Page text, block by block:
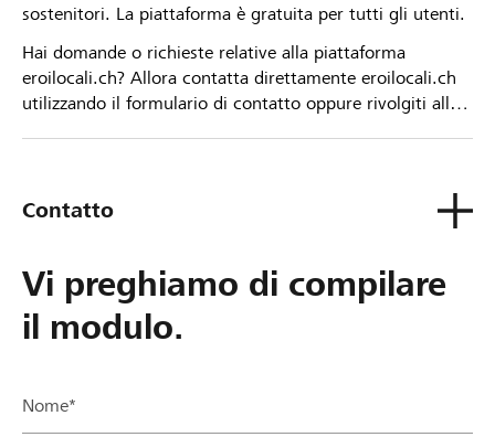
sostenitori. La piattaforma è gratuita per tutti gli utenti.
Hai domande o richieste relative alla piattaforma
eroilocali.ch? Allora contatta direttamente eroilocali.ch
utilizzando il formulario di contatto oppure rivolgiti alla
Contatto
Vi preghiamo di compilare
il modulo.
Nome*